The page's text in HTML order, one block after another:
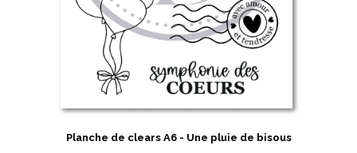
Planche de clears A6 - Une pluie de bisous